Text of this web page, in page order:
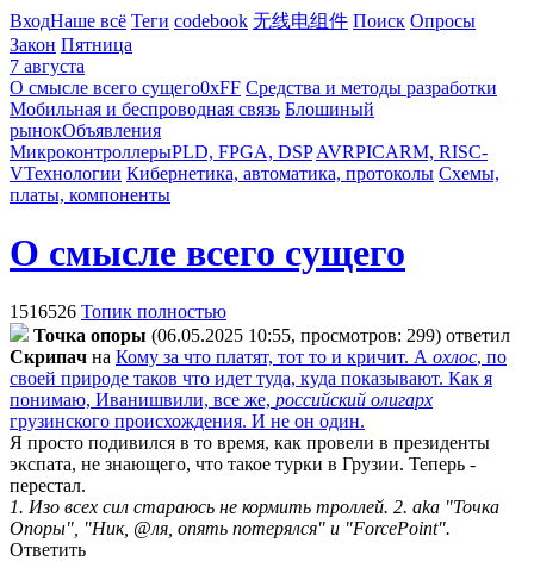
ВходНаше всё Теги codebook 无线电组件 Поиск Опросы
Закон Пятница
7 августа
О смысле всего сущего0xFF Средства и методы разработки
Мобильная и беспроводная связь Блошиный
рынокОбъявления
МикроконтроллерыPLD, FPGA, DSP AVRPICARM, RISC-
VТехнологии Кибернетика, автоматика, протоколы Схемы,
платы, компоненты
О смысле всего сущего
1516526 Топик полностью
Toчкa oпopы (06.05.2025 10:55, просмотров: 299) ответил
Cкpипaч на Кому за что платят, тот то и кричит. А охлос, по
своей природе таков что идет туда, куда показывают. Как я
понимаю, Иванишвили, все же, российский олигарх
грузинского происхождения. И не он один.
Я просто подивился в то время, как провели в президенты
экспата, не знающего, что такое турки в Грузии. Теперь -
перестал.
1. Изо всех сил стараюсь не кормить троллей. 2. aka "Точка
Опоры", "Ник, @ля, опять потерялся" и "ForcePoint".
Ответить